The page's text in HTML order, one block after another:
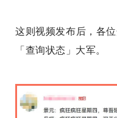
这则视频发布后，各
「查询状态」大军。